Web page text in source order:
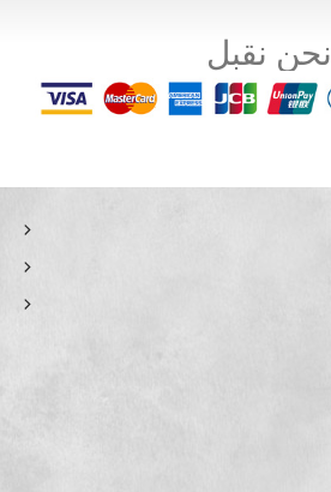
نحن نقبل